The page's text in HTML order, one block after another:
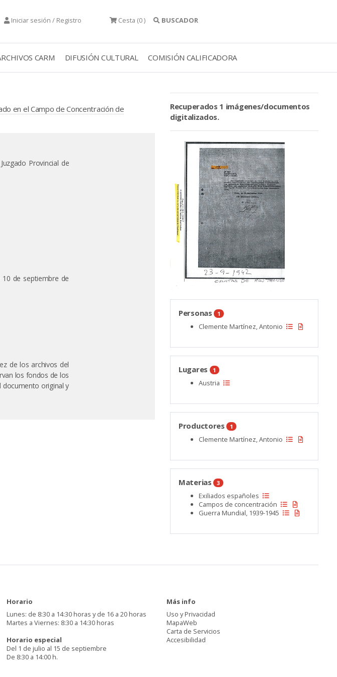
Iniciar sesión / Registro Cesta (0 ) BUSCADOR
CARM DIFUSIÓN CULTURAL COMISIÓN CALIFICADORA
en el Campo de Concentración de
Provincial de
de septiembre de
de los archivos del
los fondos de los
documento original y
Recuperados 1 imágenes/documentos
digitalizados.
Personas 1
Clemente Martínez, Antonio
Lugares 1
Austria
Productores 1
Clemente Martínez, Antonio
Materias 3
Exiliados españoles
Campos de concentración
Guerra Mundial, 1939-1945
Horario
Lunes: de 8:30 a 14:30 horas y de 16 a 20 horas
Martes a Viernes: 8:30 a 14:30 horas
Horario especial
Del 1 de julio al 15 de septiembre
De 8:30 a 14:00 h.
Más info
Uso y Privacidad
MapaWeb
Carta de Servicios
Accesibilidad